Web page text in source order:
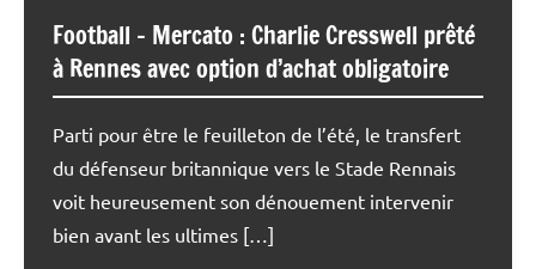
Football – Mercato : Charlie Cresswell prêté
à Rennes avec option d’achat obligatoire
Parti pour être le feuilleton de l’été, le transfert
du défenseur britannique vers le Stade Rennais
voit heureusement son dénouement intervenir
bien avant les ultimes […]